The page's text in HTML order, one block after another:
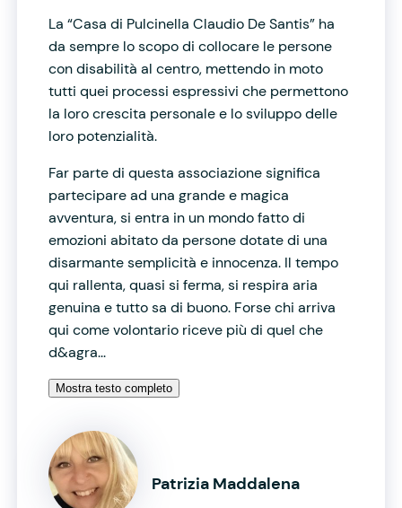
La “Casa di Pulcinella Claudio De Santis” ha
da sempre lo scopo di collocare le persone
con disabilità al centro, mettendo in moto
tutti quei processi espressivi che permettono
la loro crescita personale e lo sviluppo delle
loro potenzialità.
Far parte di questa associazione significa
partecipare ad una grande e magica
avventura, si entra in un mondo fatto di
emozioni abitato da persone dotate di una
disarmante semplicità e innocenza. Il tempo
qui rallenta, quasi si ferma, si respira aria
genuina e tutto sa di buono. Forse chi arriva
qui come volontario riceve più di quel che
d&agra...
Mostra testo completo
Patrizia Maddalena